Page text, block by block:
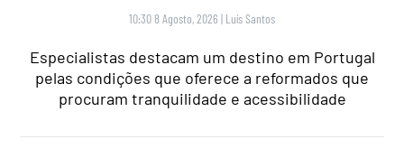
10:30 8 Agosto, 2026 | Luís Santos
Especialistas destacam um destino em Portugal
pelas condições que oferece a reformados que
procuram tranquilidade e acessibilidade